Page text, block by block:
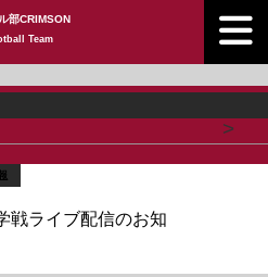
部CRIMSON
Team
>
戦ライブ配信のお知